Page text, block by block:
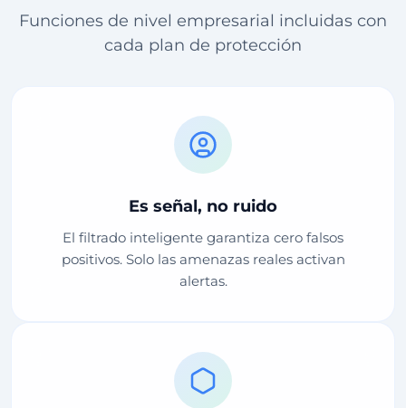
Funciones de nivel empresarial incluidas con
cada plan de protección
Es señal, no ruido
El filtrado inteligente garantiza cero falsos
positivos. Solo las amenazas reales activan
alertas.